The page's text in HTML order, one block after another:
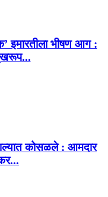
इमारतीला भीषण आग :
कोसळले : आमदार